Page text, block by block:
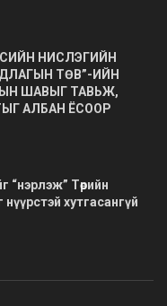
НИСЛЭГИЙН
ТӨВ”-ИЙН
ШАВЫГ ТАВЬЖ,
АЛБАН ЁСООР
“нэрлэж” Төрийн
хутгасангүй